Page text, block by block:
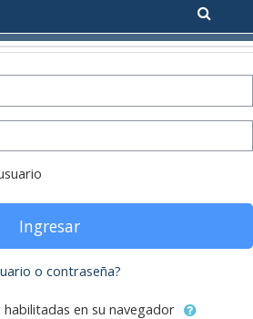
Ingresar
o contraseña?
en su navegador